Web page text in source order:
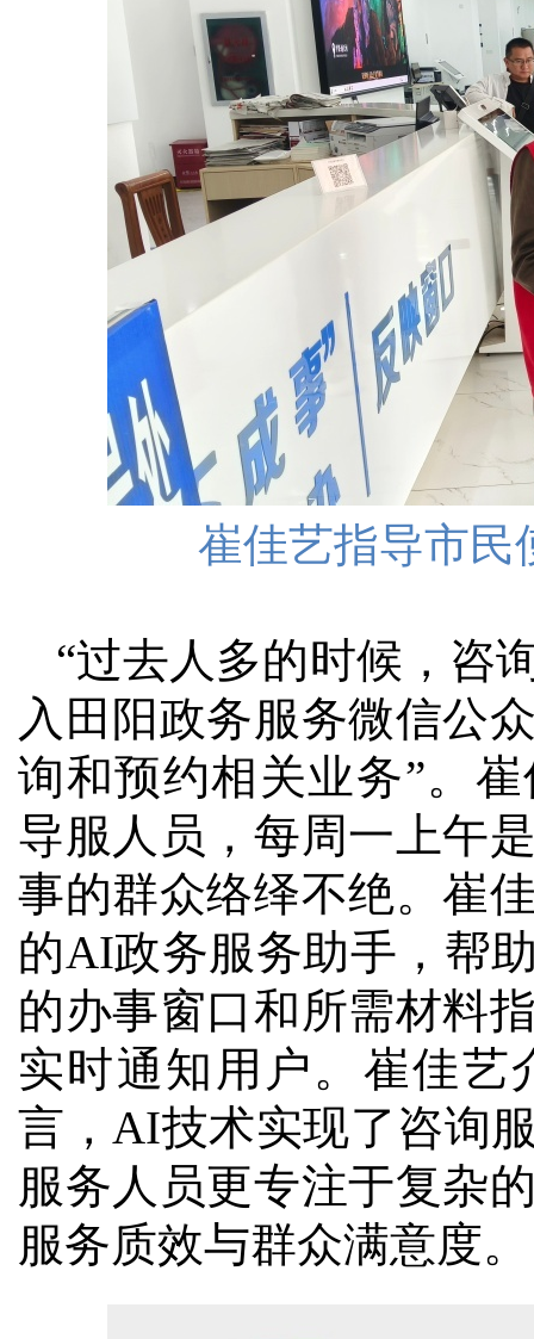
崔佳艺指导市民
“过去人多的时候，咨
入田阳政务服务微信公
询和预约相关业务”。
导服人员，每周一上午
事的群众络绎不绝。崔
的AI政务服务助手，帮
的办事窗口和所需材料
实时通知用户。崔佳艺
言，AI技术实现了咨询
服务人员更专注于复杂
服务质效与群众满意度。